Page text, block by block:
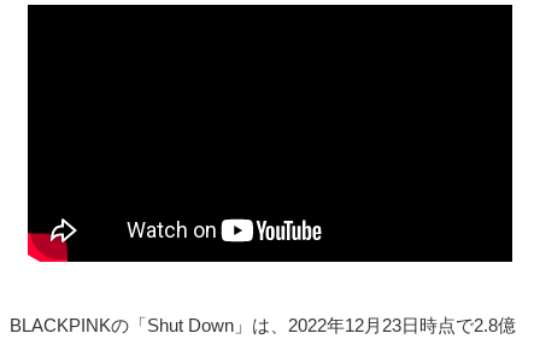
BLACKPINKの「Shut Down」は、2022年12月23日時点で2.8億